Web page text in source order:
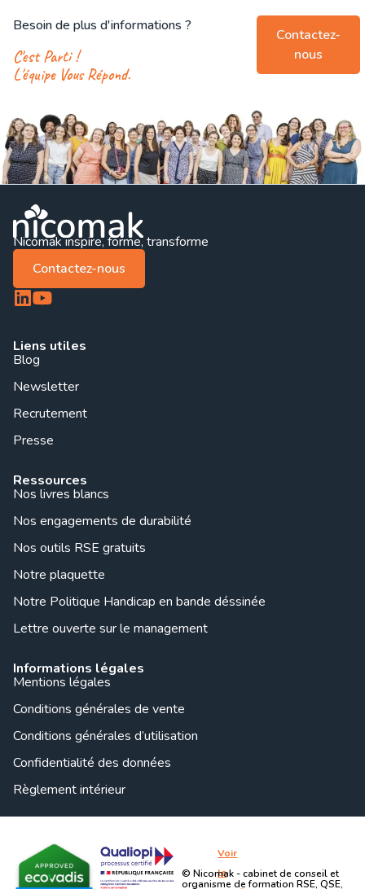
Besoin de plus d'informations ?
C'est Parti !
L'équipe Vous Répond.
Contactez-
nous
Nicomak inspire, forme, transforme
Contactez-nous
Liens utiles
Blog
Newsletter
Recrutement
Presse
Ressources
Nos livres blancs
Nos engagements de durabilité
Nos outils RSE gratuits
Notre plaquette
Notre Politique Handicap en bande déssinée
Lettre ouverte sur le management
Informations légales
Mentions légales
Conditions générales de vente
Conditions générales d’utilisation
Confidentialité des données
Règlement intérieur
Voir
le
© Nicomak - cabinet de conseil et
organisme de formation RSE, QSE,